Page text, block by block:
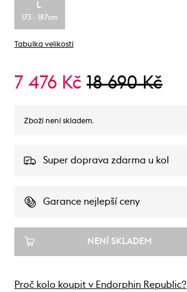
L
173 - 187cm
Tabulka velikostí
7 476 Kč 18 690 Kč
Zboží není skladem.
Super doprava zdarma u kol
Garance nejlepší ceny
NENÍ SKLADEM
Proč kolo koupit v Endorphin Republic?